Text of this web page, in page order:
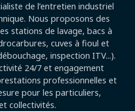
de l’entretien industriel
Nous proposons des
stations de lavage, bacs à
cuves à fioul et
inspection ITV...).
24/7 et engagement
professionnelles et
pour les particuliers,
collectivités.